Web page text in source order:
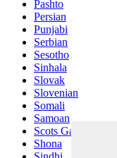
Pashto
Persian
Punjabi
Serbian
Sesotho
Sinhala
Slovak
Slovenian
Somali
Samoan
Scots Gaelic
Shona